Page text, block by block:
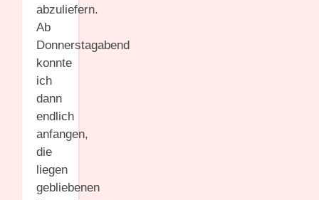
abzuliefern.
Ab
Donnerstagabend
konnte
ich
dann
endlich
anfangen,
die
liegen
gebliebenen